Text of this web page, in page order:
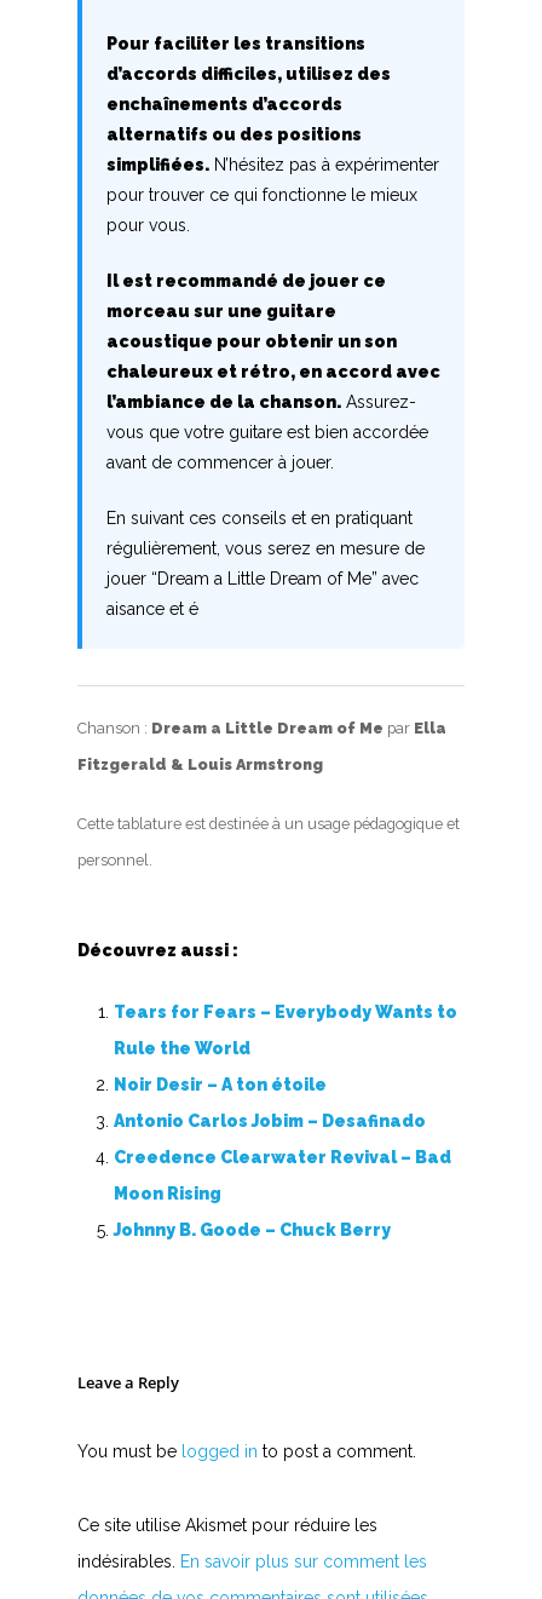
Pour faciliter les transitions
d’accords difficiles, utilisez des
enchaînements d’accords
alternatifs ou des positions
simplifiées. N’hésitez pas à expérimenter
pour trouver ce qui fonctionne le mieux
pour vous.
Il est recommandé de jouer ce
morceau sur une guitare
acoustique pour obtenir un son
chaleureux et rétro, en accord avec
l’ambiance de la chanson. Assurez-
vous que votre guitare est bien accordée
avant de commencer à jouer.
En suivant ces conseils et en pratiquant
régulièrement, vous serez en mesure de
jouer “Dream a Little Dream of Me” avec
aisance et é
Chanson : Dream a Little Dream of Me par Ella
Fitzgerald & Louis Armstrong
Cette tablature est destinée à un usage pédagogique et
personnel.
Découvrez aussi :
Tears for Fears – Everybody Wants to
Rule the World
Noir Desir – A ton étoile
Antonio Carlos Jobim – Desafinado
Creedence Clearwater Revival – Bad
Moon Rising
Johnny B. Goode – Chuck Berry
Leave a Reply
You must be logged in to post a comment.
Ce site utilise Akismet pour réduire les
indésirables.
En savoir plus sur comment les
S
T
U
W
X
Y
Z
Nouvelles tabs
Top 100